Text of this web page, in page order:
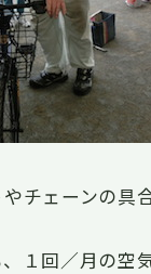
チェーンの具
１回／月の空